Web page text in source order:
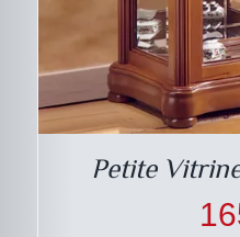
Petite
PRODUIT